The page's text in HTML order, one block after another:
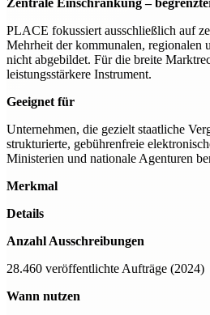
PLACE fokussiert ausschließlich auf
Mehrheit der kommunalen, regionalen
nicht abgebildet. Für die breite
leistungsstärkere Instrument.
Geeignet für
Unternehmen, die gezielt staatliche
strukturierte, gebührenfreie
Ministerien und nationale Agenturen
Merkmal
Details
Anzahl Ausschreibungen
28.460 veröffentlichte Aufträge (2024)
Wann nutzen